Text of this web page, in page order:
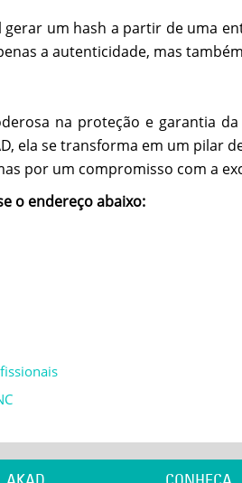
um hash a partir de uma
a autenticidade, mas
na proteção e garantia
ela se transforma em um pilar
por um compromisso com a
o endereço abaixo: